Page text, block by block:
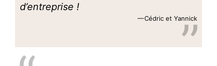
d’entreprise !
Cédric et Yannick